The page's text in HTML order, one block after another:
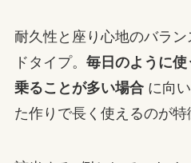
助ブレーキにロック機能つ
公式サイトで詳しく見る